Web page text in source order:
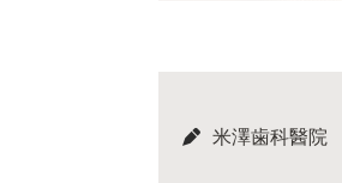
米澤歯科醫院